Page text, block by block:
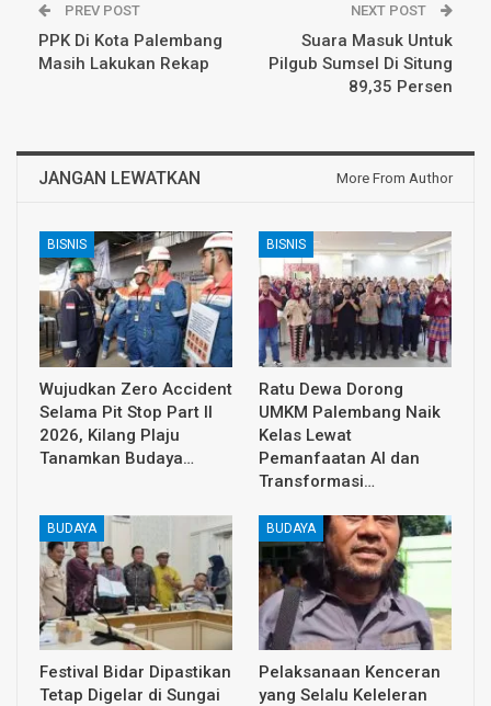
PREV POST
PPK Di Kota Palembang
Masih Lakukan Rekap
NEXT POST
Suara Masuk Untuk
Pilgub Sumsel Di Situng
89,35 Persen
JANGAN LEWATKAN More From Author
BISNIS
Wujudkan Zero Accident
Selama Pit Stop Part II
2026, Kilang Plaju
Tanamkan Budaya…
BISNIS
Ratu Dewa Dorong
UMKM Palembang Naik
Kelas Lewat
Pemanfaatan AI dan
Transformasi…
BUDAYA
Festival Bidar Dipastikan
Tetap Digelar di Sungai
BUDAYA
Pelaksanaan Kenceran
yang Selalu Keleleran